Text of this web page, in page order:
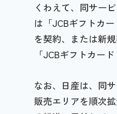
くわえて、同サー
は「JCBギフトカ
を契約、または新
「JCBギフトカー
なお、日産は、同
販売エリアを順次